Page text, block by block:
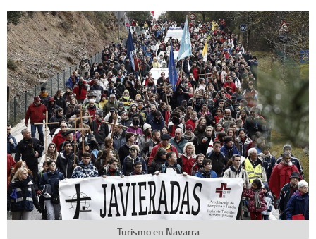
Turismo en Navarra